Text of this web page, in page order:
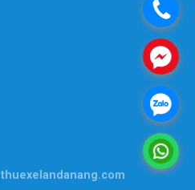
thuexelandanang.com
.
.
.
.